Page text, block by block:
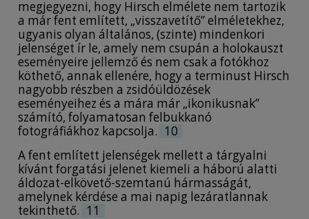
megjegyezni, hogy Hirsch elmélete nem tartozik
a már fent említett, „visszavetítő” elméletekhez,
ugyanis olyan általános, (szinte) mindenkori
jelenséget ír le, amely nem csupán a holokauszt
eseményeire jellemző és nem csak a fotókhoz
köthető, annak ellenére, hogy a terminust Hirsch
nagyobb részben a zsidóüldözések
eseményeihez és a mára már „ikonikusnak”
számító, folyamatosan felbukkanó
fotográfiákhoz kapcsolja. 10
A fent említett jelenségek mellett a tárgyalni
kívánt forgatási jelenet kiemeli a háború alatti
áldozat-elkövető-szemtanú hármasságát,
amelynek kérdése a mai napig lezáratlannak
tekinthető. 11